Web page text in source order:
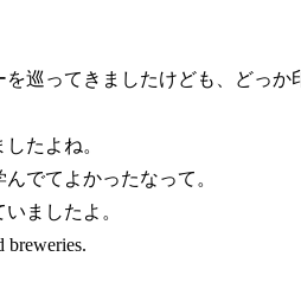
巡ってきましたけども、どっか
たよね。
でてよかったなって。
ましたよ。
breweries.